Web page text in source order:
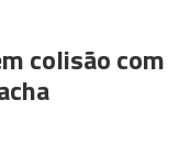
colisão com